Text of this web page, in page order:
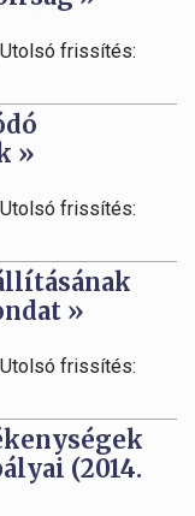
frissítés:
»
frissítés:
»
frissítés:
(2014.